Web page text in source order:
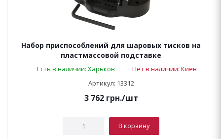
Набор приспособлений для шаровых тисков на
пластмассовой подставке
Есть в наличии: Харьков
Нет в наличии: Киев
Артикул: 13312
3 762грн./шт
В корзину